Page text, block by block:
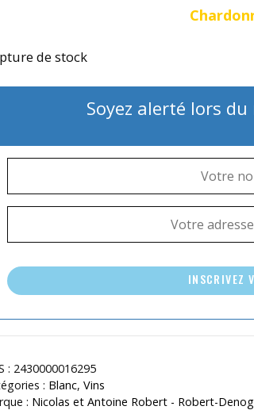
de stock
Soyez alerté lors
INSCRIVEZ
: 2430000016295
: Blanc,Vins
: Nicolas et Antoine Robert - Robert-